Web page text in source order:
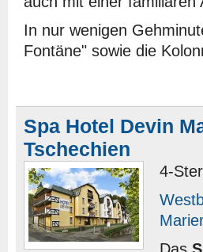
In nur wenigen
Fontäne" sowie die
Spa Hotel Devin
Tschechien
4-